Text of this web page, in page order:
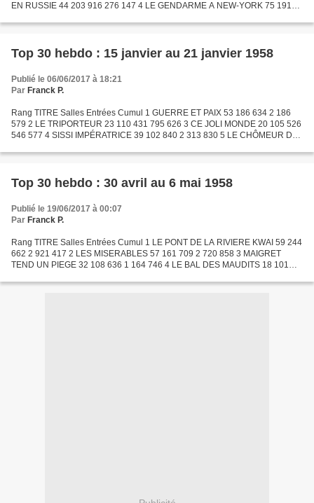
EN RUSSIE 44 203 916 276 147 4 LE GENDARME A NEW-YORK 75 191
Top 30 hebdo : 15 janvier au 21 janvier 1958
Publié le 06/06/2017 à 18:21
Par Franck P.
Rang TITRE Salles Entrées Cumul 1 GUERRE ET PAIX 53 186 634 2 186
579 2 LE TRIPORTEUR 23 110 431 795 626 3 CE JOLI MONDE 20 105 526
546 577 4 SISSI IMPÉRATRICE 39 102 840 2 313 830 5 LE CHÔMEUR DE
Top 30 hebdo : 30 avril au 6 mai 1958
Publié le 19/06/2017 à 00:07
Par Franck P.
Rang TITRE Salles Entrées Cumul 1 LE PONT DE LA RIVIERE KWAI 59 244
662 2 921 417 2 LES MISERABLES 57 161 709 2 720 858 3 MAIGRET
TEND UN PIEGE 32 108 636 1 164 746 4 LE BAL DES MAUDITS 18 101